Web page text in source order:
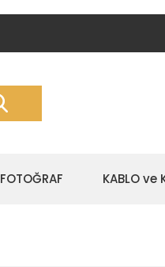
FOTOĞRAF KABLO ve